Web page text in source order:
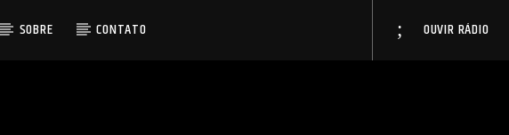
SOBRE CONTATO OUVIR RÁDIO